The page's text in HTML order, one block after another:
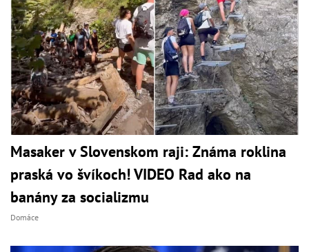
Masaker v Slovenskom raji: Známa roklina
praská vo švíkoch! VIDEO Rad ako na
banány za socializmu
Domáce